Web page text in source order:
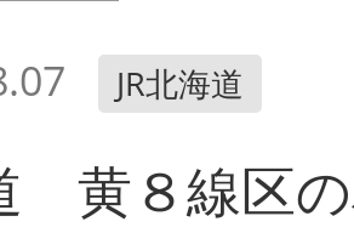
JR北海道
黄８線区